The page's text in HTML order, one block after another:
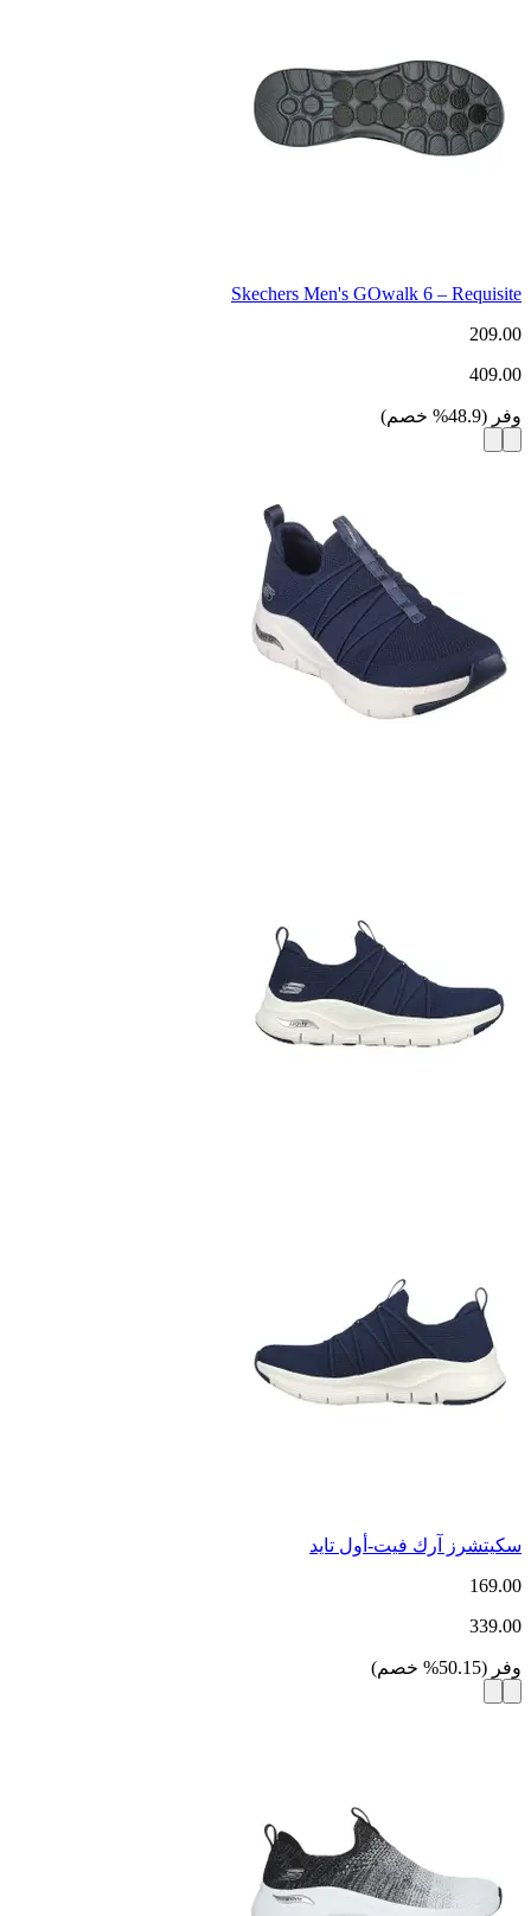
Skechers Men's GOwalk 6 – Requisite
209.00
409.00
وفر (
48.9
% خصم)
سكيتشرز آرك فيت-أول تايد
169.00
339.00
وفر (
50.15
% خصم)